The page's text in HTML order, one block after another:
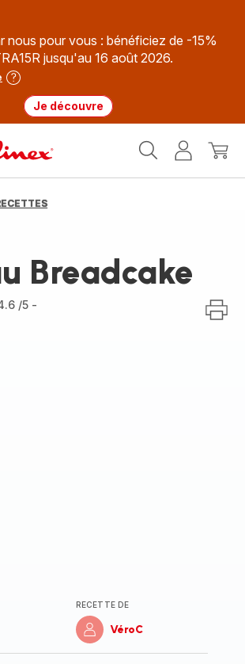
nous pour vous : bénéficiez de -15%
jusqu'au 16 août 2026.
Je découvre
MonMon
Breadcake
/5 -
RECETTE DE
VéroC